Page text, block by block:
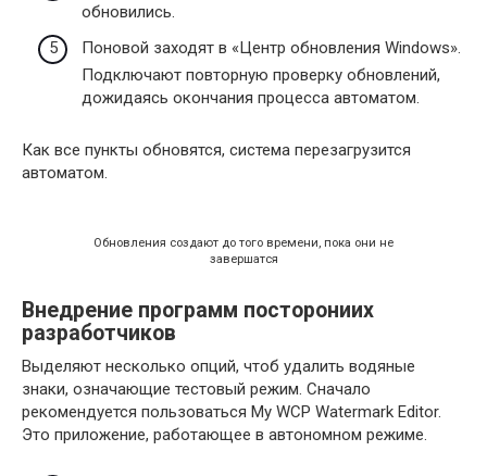
обновились.
Поновой заходят в «Центр обновления Windows».
Подключают повторную проверку обновлений,
дожидаясь окончания процесса автоматом.
Как все пункты обновятся, система перезагрузится
автоматом.
Обновления создают до того времени, пока они не
завершатся
Внедрение программ посторониих
разработчиков
Выделяют несколько опций, чтоб удалить водяные
знаки, означающие тестовый режим. Сначало
рекомендуется пользоваться My WCP Watermark Editor.
Это приложение, работающее в автономном режиме.